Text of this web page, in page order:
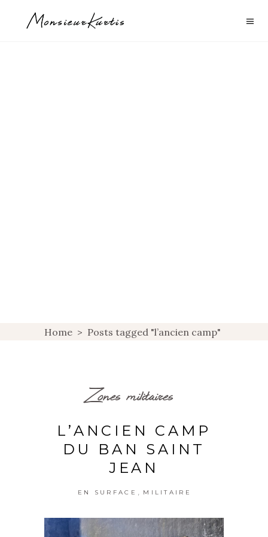
Home > Posts tagged "l’ancien camp"
Zones militaires
L’ANCIEN CAMP
DU BAN SAINT
JEAN
EN SURFACE MILITAIRE